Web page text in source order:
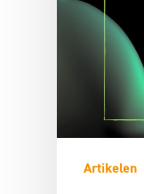
Artikelen